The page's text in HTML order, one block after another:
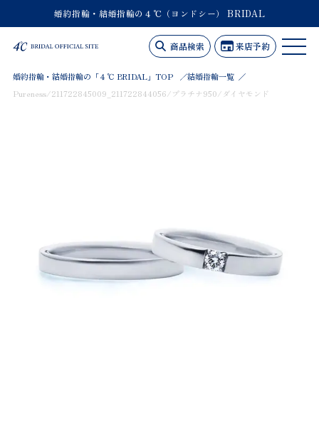
婚約指輪・結婚指輪の４℃（ヨンドシー） BRIDAL
商品検索 来店予約
婚約指輪・結婚指輪の「４℃ BRIDAL」TOP
結婚指輪一覧
Pureness/211722845009_211722844056/プラチナ950/ダイヤモンド